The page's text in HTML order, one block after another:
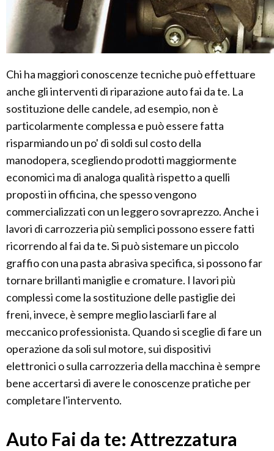
Chi ha maggiori conoscenze tecniche può effettuare
anche gli interventi di riparazione auto fai da te. La
sostituzione delle candele, ad esempio, non è
particolarmente complessa e può essere fatta
risparmiando un po' di soldi sul costo della
manodopera, scegliendo prodotti maggiormente
economici ma di analoga qualità rispetto a quelli
proposti in officina, che spesso vengono
commercializzati con un leggero sovraprezzo. Anche i
lavori di carrozzeria più semplici possono essere fatti
ricorrendo al fai da te. Si può sistemare un piccolo
graffio con una pasta abrasiva specifica, si possono far
tornare brillanti maniglie e cromature. I lavori più
complessi come la sostituzione delle pastiglie dei
freni, invece, è sempre meglio lasciarli fare al
meccanico professionista. Quando si sceglie di fare un
operazione da soli sul motore, sui dispositivi
elettronici o sulla carrozzeria della macchina è sempre
bene accertarsi di avere le conoscenze pratiche per
completare l'intervento.
Auto Fai da te: Attrezzatura